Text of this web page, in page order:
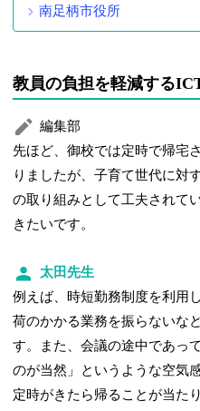
南足柄市役所
教員の負担を軽減する
編集部
先ほど、御校では定時で帰宅
りましたが、子育て世代に対
の取り組みとして工夫されて
きたいです。
太田先生
例えば、時短勤務制度を利用
荷のかかる業務を振らないな
す。また、会議の途中であっ
のが当然」というような空気
定時がきたら帰ることが当た